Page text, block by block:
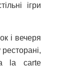
ігри
і вечеря
la carte